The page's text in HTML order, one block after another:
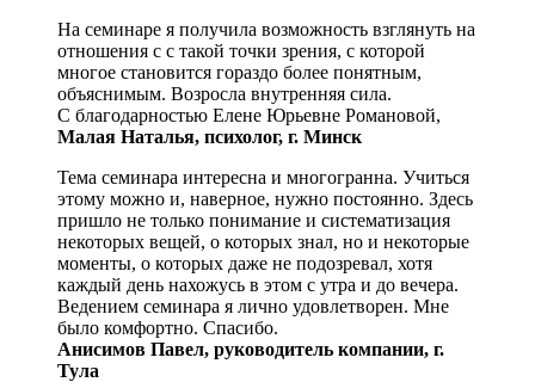
На семинаре я получила возможность взглянуть на
отношения с с такой точки зрения, с которой
многое становится гораздо более понятным,
объяснимым. Возросла внутренняя сила.
С благодарностью Елене Юрьевне Романовой,
Малая Наталья, психолог, г. Минск
Тема семинара интересна и многогранна. Учиться
этому можно и, наверное, нужно постоянно. Здесь
пришло не только понимание и систематизация
некоторых вещей, о которых знал, но и некоторые
моменты, о которых даже не подозревал, хотя
каждый день нахожусь в этом с утра и до вечера.
Ведением семинара я лично удовлетворен. Мне
было комфортно. Спасибо.
Анисимов Павел, руководитель компании, г.
Тула